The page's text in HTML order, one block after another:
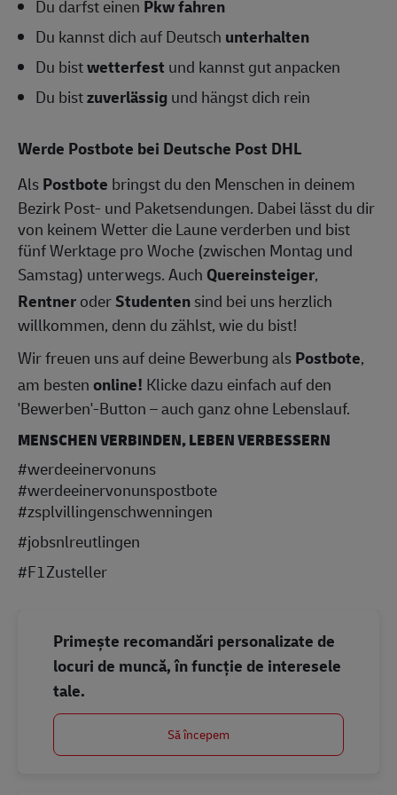
Du darfst einen Pkw fahren
Du kannst dich auf Deutsch unterhalten
Du bistwetterfest und kannst gut anpacken
Du bistzuverlässigund hängst dich rein
Werde Postbote bei Deutsche Post DHL
AlsPostbote bringst du den Menschen in deinem
Bezirk Post- und Paketsendungen. Dabei lässt du dir
von keinem Wetter die Laune verderben und bist
fünf Werktage pro Woche (zwischen Montag und
Samstag) unterwegs. Auch Quereinsteiger,
RentneroderStudentensind bei uns herzlich
willkommen, denn du zählst, wie du bist!
Wir freuen uns auf deine Bewerbung alsPostbote,
am bestenonline! Klicke dazu einfach auf den
'Bewerben'-Button – auch ganz ohne Lebenslauf.
MENSCHEN VERBINDEN, LEBEN VERBESSERN
#werdeeinervonuns
#werdeeinervonunspostbote
#zsplvillingenschwenningen
#jobsnlreutlingen
#F1Zusteller
Primește recomandări personalizate de
locuri de muncă, în funcție de interesele
tale.
Să începem